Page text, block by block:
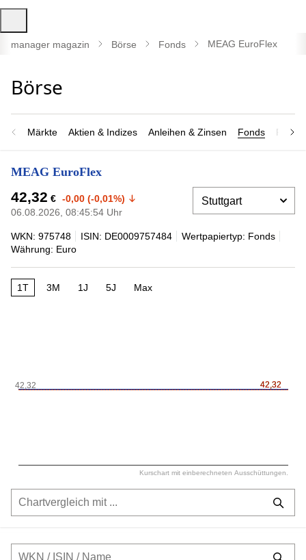
öffnen
manager magazin Börse Fonds MEAG EuroFlex
Märkte Aktien & Indizes Anleihen & Zinsen Fonds
MEAG EuroFlex
42,32 € -0,00 (-0,01%)
06.08.2026, 08:45:54 Uhr
WKN: 975748 ISIN: DE0009757484
Wertpapiertyp: Fonds
Währung: Euro
1T 3M 1J 5J Max
42,32
42,32
42,32
Kurschart mit einberechneten Ausschüttungen.